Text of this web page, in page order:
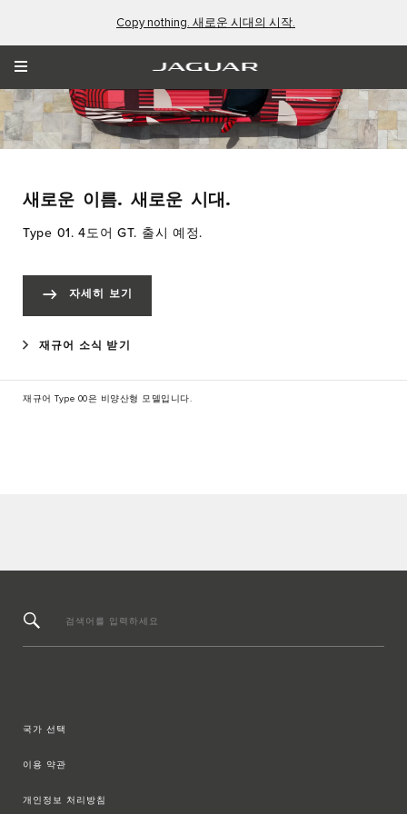
Copy nothing. 새로운 시대의 시작.
새로운 이름. 새로운 시대.
Type 01. 4도어 GT. 출시 예정.
자세히 보기
재규어 소식 받기
재규어 Type 00은 비양산형 모델입니다.
검색어를 입력하세요
국가 선택
이용 약관
개인정보 처리방침